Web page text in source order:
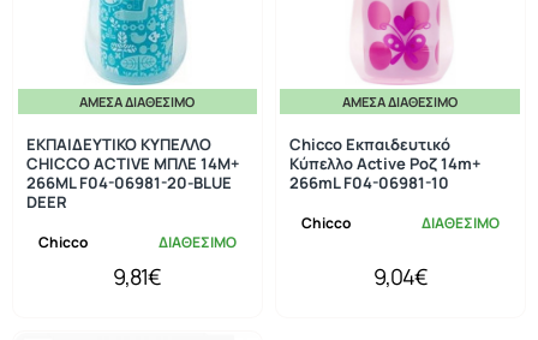
ΆΜΕΣΑ ΔΙΑΘΈΣΙΜΟ
Chicco ΔΙΑΘΕΣΙΜΟ
ΕΚΠΑΙΔΕΥΤΙΚΟ ΚΥΠΕΛΛΟ
CHICCO ACTIVE ΜΠΛΕ 14Μ+
266ML F04-06981-20-BLUE
DEER
9,81€
ΆΜΕΣΑ ΔΙΑΘΈΣΙΜΟ
Chicco ΔΙΑΘΕΣΙΜΟ
Chicco Εκπαιδευτικό
Κύπελλο Active Ροζ 14m+
266mL F04-06981-10
9,04€